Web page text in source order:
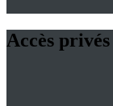
Accès privés